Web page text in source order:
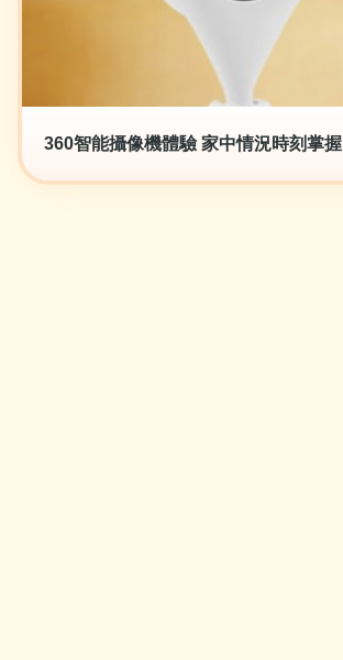
360智能攝像機體驗 家中情況時刻掌握